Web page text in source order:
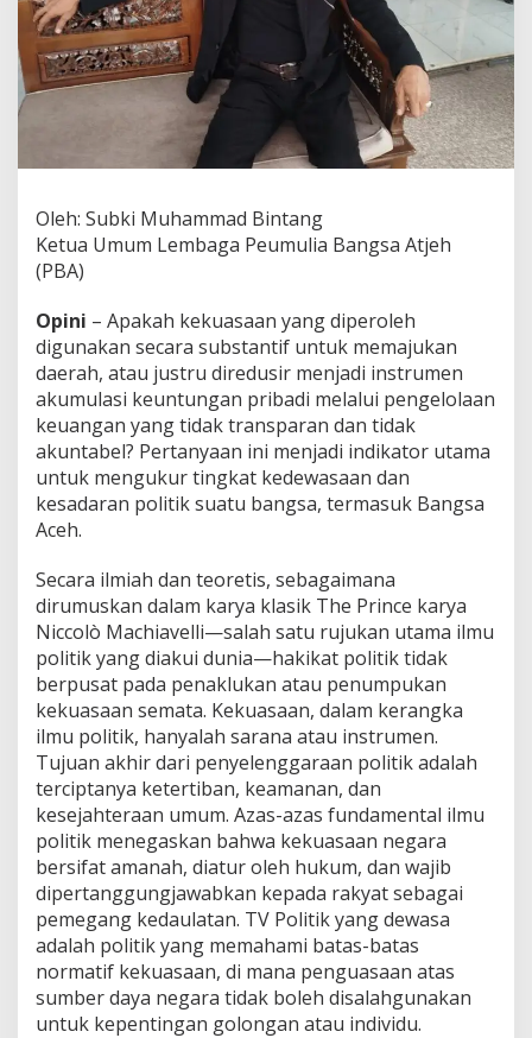
a
r
a
n
k
B
g
s
a
A
c
e
h
Oleh: Subki Muhammad Bintang
Ketua Umum Lembaga Peumulia Bangsa Atjeh
(PBA)
Opini – Apakah kekuasaan yang diperoleh
digunakan secara substantif untuk memajukan
daerah, atau justru diredusir menjadi instrumen
akumulasi keuntungan pribadi melalui pengelolaan
keuangan yang tidak transparan dan tidak
akuntabel? Pertanyaan ini menjadi indikator utama
untuk mengukur tingkat kedewasaan dan
kesadaran politik suatu bangsa, termasuk Bangsa
Aceh.
Secara ilmiah dan teoretis, sebagaimana
dirumuskan dalam karya klasik The Prince karya
Niccolò Machiavelli—salah satu rujukan utama ilmu
politik yang diakui dunia—hakikat politik tidak
berpusat pada penaklukan atau penumpukan
kekuasaan semata. Kekuasaan, dalam kerangka
ilmu politik, hanyalah sarana atau instrumen.
Tujuan akhir dari penyelenggaraan politik adalah
terciptanya ketertiban, keamanan, dan
kesejahteraan umum. Azas-azas fundamental ilmu
politik menegaskan bahwa kekuasaan negara
bersifat amanah, diatur oleh hukum, dan wajib
dipertanggungjawabkan kepada rakyat sebagai
pemegang kedaulatan. TV Politik yang dewasa
adalah politik yang memahami batas-batas
normatif kekuasaan, di mana penguasaan atas
sumber daya negara tidak boleh disalahgunakan
untuk kepentingan golongan atau individu.